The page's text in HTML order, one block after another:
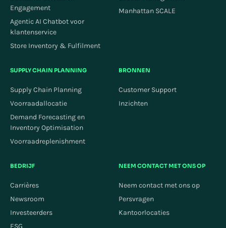
Engagement
Agentic AI Chatbot voor
klantenservice
Store Inventory & Fulfilment
Manhattan SCALE
SUPPLY CHAIN PLANNING
Supply Chain Planning
Voorraadallocatie
Demand Forecasting en
Inventory Optimisation
Voorraadreplenishment
BRONNEN
Customer Support
Inzichten
BEDRIJF
Carrières
Newsroom
Investeerders
ESG
NEEM CONTACT MET ONS OP
Neem contact met ons op
Persvragen
Kantoorlocaties